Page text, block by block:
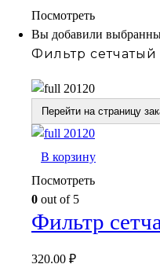
Посмотреть
Вы добавили
Фильтр сетчатый
Перейти на страницу
В корзину
Посмотреть
0 out of 5
Фильтр
320.00 ₽